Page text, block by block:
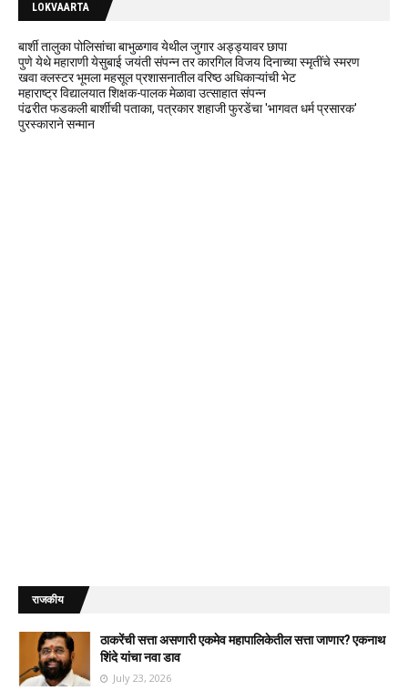
LOKVAARTA
बार्शी तालुका पोलिसांचा बाभुळगाव येथील जुगार अड्ड्यावर छापा
पुणे येथे महाराणी येसुबाई जयंती संपन्न तर कारगिल विजय दिनाच्या स्मृतींचे स्मरण
खवा क्लस्टर भूमला महसूल प्रशासनातील वरिष्ठ अधिकाऱ्यांची भेट
महाराष्ट्र विद्यालयात शिक्षक-पालक मेळावा उत्साहात संपन्न
पंढरीत फडकली बार्शीची पताका, पत्रकार शहाजी फुरडेंचा 'भागवत धर्म प्रसारक'
पुरस्काराने सन्मान
राजकीय
ठाकरेंची सत्ता असणारी एकमेव महापालिकेतील सत्ता जाणार? एकनाथ
शिंदे यांचा नवा डाव
July 23, 2026